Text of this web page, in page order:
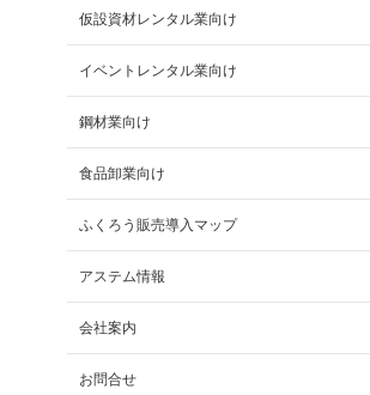
仮設資材レンタル業向け
イベントレンタル業向け
鋼材業向け
食品卸業向け
ふくろう販売導入マップ
アステム情報
会社案内
お問合せ